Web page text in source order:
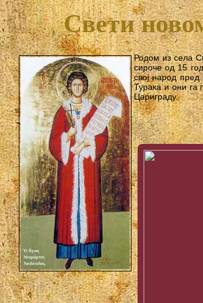
Свети
Родом из села
сироче од 15
свој народ пред
Турака и они га
Цариграду.